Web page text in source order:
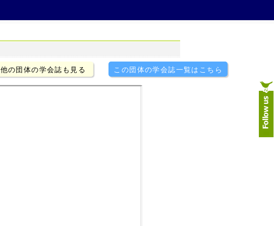
他の団体の学会誌も見る この団体の学会誌一覧はこちら